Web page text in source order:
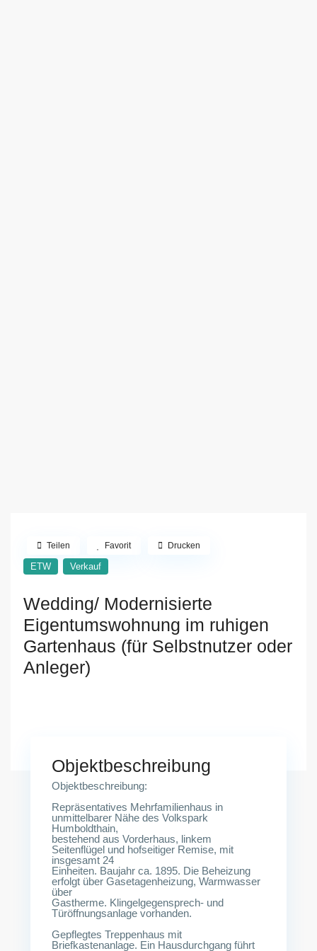
ETW Verkauf
Wedding/ Modernisierte
Eigentumswohnung im ruhigen
Gartenhaus (für Selbstnutzer oder
Anleger)
Teilen Favorit Drucken
Objektbeschreibung
Objektbeschreibung:
Repräsentatives Mehrfamilienhaus in
unmittelbarer Nähe des Volkspark
Humboldthain,
bestehend aus Vorderhaus, linkem
Seitenflügel und hofseitiger Remise, mit
insgesamt 24
Einheiten. Baujahr ca. 1895. Die Beheizung
erfolgt über Gasetagenheizung, Warmwasser
über
Gastherme. Klingelgegensprech- und
Türöffnungsanlage vorhanden.
Gepflegtes Treppenhaus mit
Briefkastenanlage. Ein Hausdurchgang führt